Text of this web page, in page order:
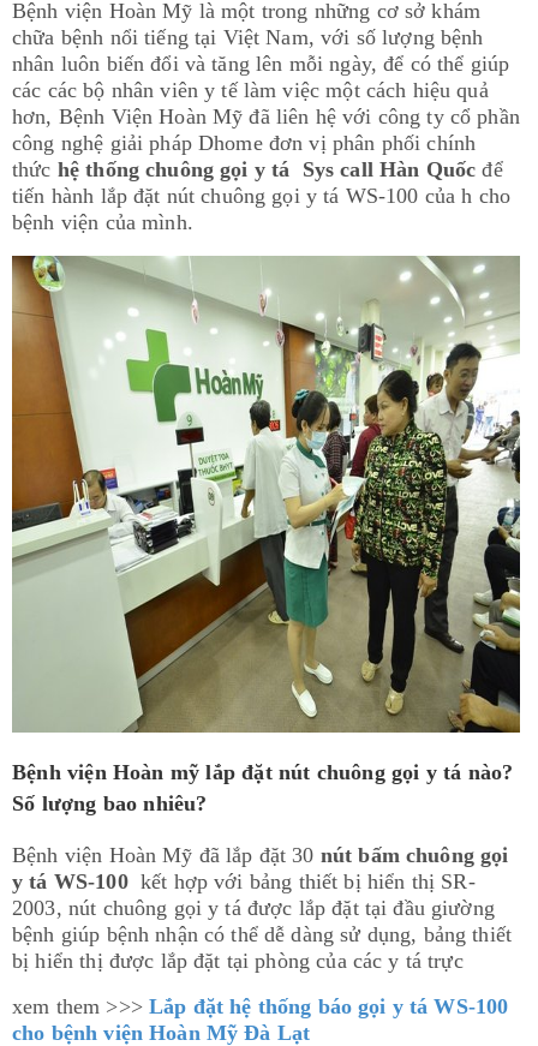
Bệnh viện Hoàn Mỹ là một trong những cơ sở khám
chữa bệnh nổi tiếng tại Việt Nam, với số lượng bệnh
nhân luôn biến đổi và tăng lên mỗi ngày, để có thể giúp
các các bộ nhân viên y tế làm việc một cách hiệu quả
hơn, Bệnh Viện Hoàn Mỹ đã liên hệ với công ty cổ phần
công nghệ giải pháp Dhome đơn vị phân phối chính
thức hệ thống chuông gọi y tá Sys call Hàn Quốcđể
tiến hành lắp đặt nút chuông gọi y tá WS-100 của h cho
bệnh viện của mình.
Bệnh viện Hoàn mỹ lắp đặt nút chuông gọi y tá nào?
Số lượng bao nhiêu?
Bệnh viện Hoàn Mỹ đã lắp đặt 30 nút bấm chuông gọi
y tá WS-100kết hợp với bảng thiết bị hiển thị SR-
2003, nút chuông gọi y tá được lắp đặt tại đầu giường
bệnh giúp bệnh nhận có thể dễ dàng sử dụng, bảng thiết
bị hiển thị được lắp đặt tại phòng của các y tá trực
xem them >>> Lắp đặt hệ thống báo gọi y tá WS-100
cho bệnh viện Hoàn Mỹ Đà Lạt